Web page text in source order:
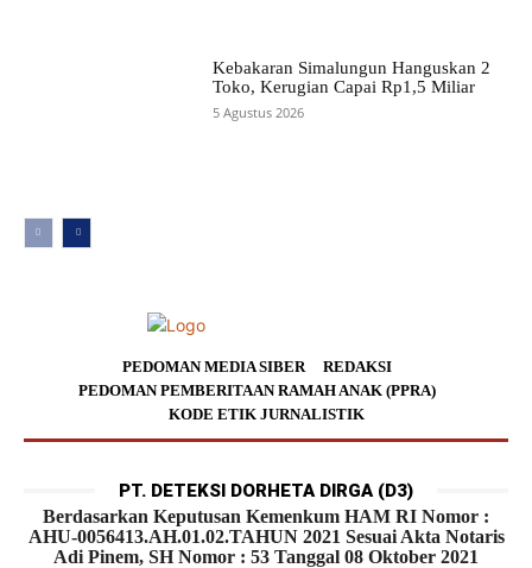
Kebakaran Simalungun Hanguskan 2
Toko, Kerugian Capai Rp1,5 Miliar
5 Agustus 2026
PEDOMAN MEDIA SIBER
REDAKSI
PEDOMAN PEMBERITAAN RAMAH ANAK (PPRA)
KODE ETIK JURNALISTIK
PT. DETEKSI DORHETA DIRGA (D3)
Berdasarkan Keputusan Kemenkum HAM RI Nomor :
AHU-0056413.AH.01.02.TAHUN 2021 Sesuai Akta Notaris
Adi Pinem, SH Nomor : 53 Tanggal 08 Oktober 2021